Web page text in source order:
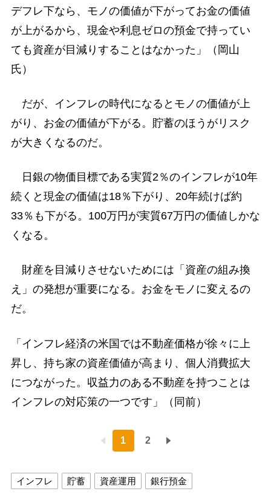
デフレ下なら、モノの価値が下がってお金の価値
が上がるから、現金や利息ゼロの預金で持ってい
ても資産が目減りすることはなかった」（岡山
氏）
だが、インフレの時代になるとモノの価値が上
がり、お金の価値が下がる。貯蓄のほうがリスク
が大きくなるのだ。
日銀の物価目標である実質2％のインフレが10年
続くと現金の価値は18％下がり、20年続けば約
33％も下がる。100万円が実質67万円の価値しかな
くなる。
財産を目減りさせないためには「資産の組み換
え」の発想が重要になる。お金をモノに変えるの
だ。
「インフレ経済の米国では不動産価格が徐々に上
昇し、持ち家の資産価値が高まり、個人消費拡大
につながった。収益力のある不動産を持つことは
インフレの対応策の一つです」（同前）
1 2
インフレ 貯蓄 資産運用 銀行預金